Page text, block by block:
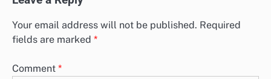
Your email address will not be published. Required
fields are marked *
Comment *